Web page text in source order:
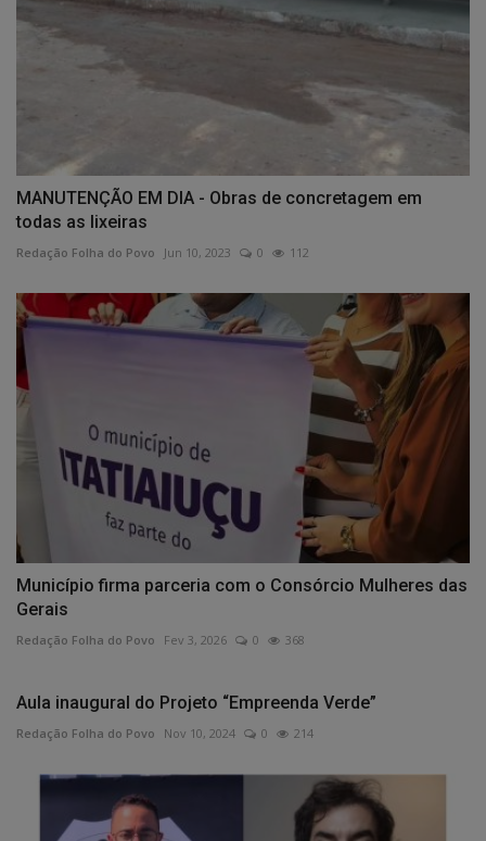
MANUTENÇÃO EM DIA - Obras de concretagem em
todas as lixeiras
Redação Folha do Povo Jun 10, 2023 0 112
Município firma parceria com o Consórcio Mulheres das
Gerais
Redação Folha do Povo Fev 3, 2026 0 368
Aula inaugural do Projeto “Empreenda Verde”
Redação Folha do Povo Nov 10, 2024 0 214